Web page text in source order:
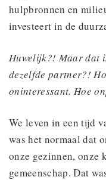
hulpbronnen en
investeert in de
Huwelijk?! Maar dat
dezelfde partner?!
oninteressant. Hoe
We leven in een tijd
was het normaal dat
onze gezinnen, onze
gemeenschap. Dat